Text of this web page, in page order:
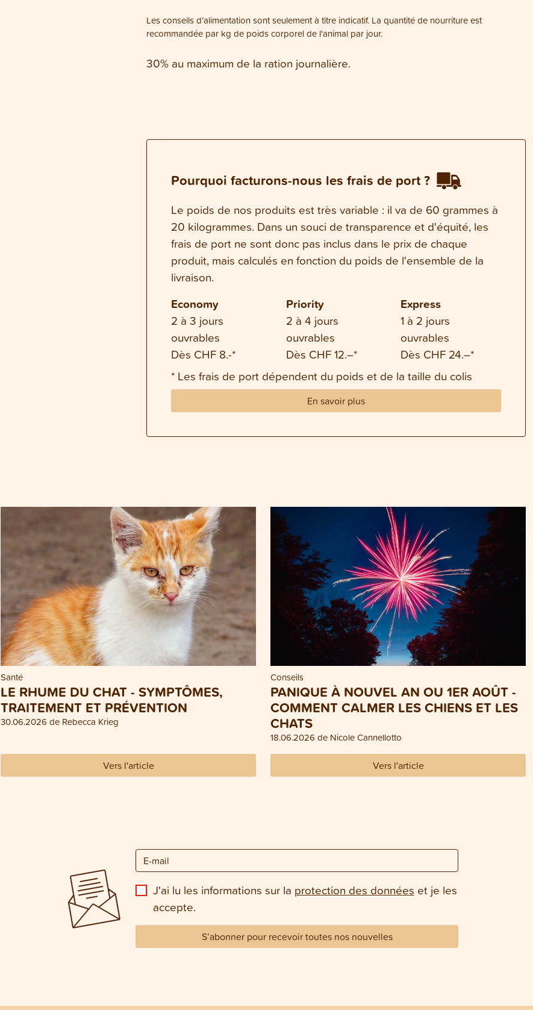
Les conseils d’alimentation sont seulement à titre indicatif. La quantité de nourriture est
recommandée par kg de poids corporel de l'animal par jour.
30% au maximum de la ration journalière.
Pourquoi facturons-nous les frais de port ?
Le poids de nos produits est très variable : il va de 60 grammes à
20 kilogrammes. Dans un souci de transparence et d'équité, les
frais de port ne sont donc pas inclus dans le prix de chaque
produit, mais calculés en fonction du poids de l'ensemble de la
livraison.
Economy
2 à 3 jours
ouvrables
Dès CHF 8.-*
Priority
2 à 4 jours
ouvrables
Dès CHF 12.–*
Express
1 à 2 jours
ouvrables
Dès CHF 24.–*
* Les frais de port dépendent du poids et de la taille du colis
En savoir plus
Santé
LE RHUME DU CHAT - SYMPTÔMES,
TRAITEMENT ET PRÉVENTION
30.06.2026 de Rebecca Krieg
Vers l'article
Conseils
PANIQUE À NOUVEL AN OU 1ER AOÛT -
COMMENT CALMER LES CHIENS ET LES
CHATS
18.06.2026 de Nicole Cannellotto
Vers l'article
J'ai lu les informations sur la protection des données et je les
accepte.
S’abonner pour recevoir toutes nos nouvelles